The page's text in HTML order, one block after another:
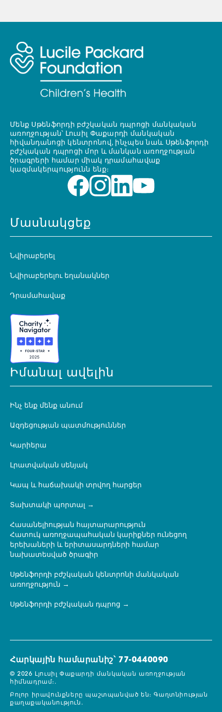
Մենք Սթենֆորդի բժշկական դպրոցի մանկական
առողջության՝ Լուսիլ Փաքարդի մանկական
հիվանդանոցի կենտրոնով, ինչպես նաև Սթենֆորդի
բժշկական դպրոցի մոր և մանկան առողջության
ծրագրերի համար միակ դրամահավաք
կազմակերպությունն ենք։
Մասնակցեք
Նվիրաբերել
Նվիրաբերելու եղանակներ
Դրամահավաք
Իմանալ ավելին
Ինչ ենք մենք անում
Ազդեցության պատմություններ
Կարիերա
Լրատվական սենյակ
Կապ և հաճախակի տրվող հարցեր
Տախտակի պորտալ
Հասանելիության հայտարարություն
Հատուկ առողջապահական կարիքներ ունեցող
երեխաների և երիտասարդների համար
նախատեսված ծրագիր
Սթենֆորդի բժշկական կենտրոնի մանկական
առողջություն
Սթենֆորդի բժշկական դպրոց
Հարկային համարանիշ՝ 77-0440090
© 2026 Լյուսիլ Փաքարդի մանկական առողջության
հիմնադրամ։.
Բոլոր իրավունքները պաշտպանված են։Գաղտնիության
քաղաքականություն.